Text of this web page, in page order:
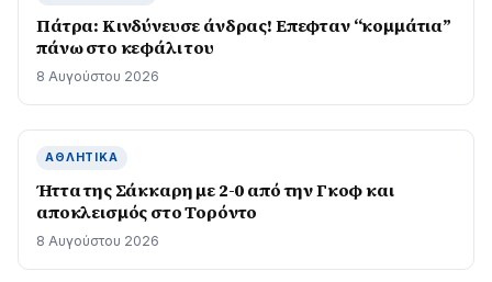
Πάτρα: Κινδύνευσε άνδρας! Επεφταν “κομμάτια”
πάνω στο κεφάλι του
8 Αυγούστου 2026
ΑΘΛΗΤΙΚΆ
Ήττα της Σάκκαρη με 2-0 από την Γκοφ και
αποκλεισμός στο Τορόντο
8 Αυγούστου 2026